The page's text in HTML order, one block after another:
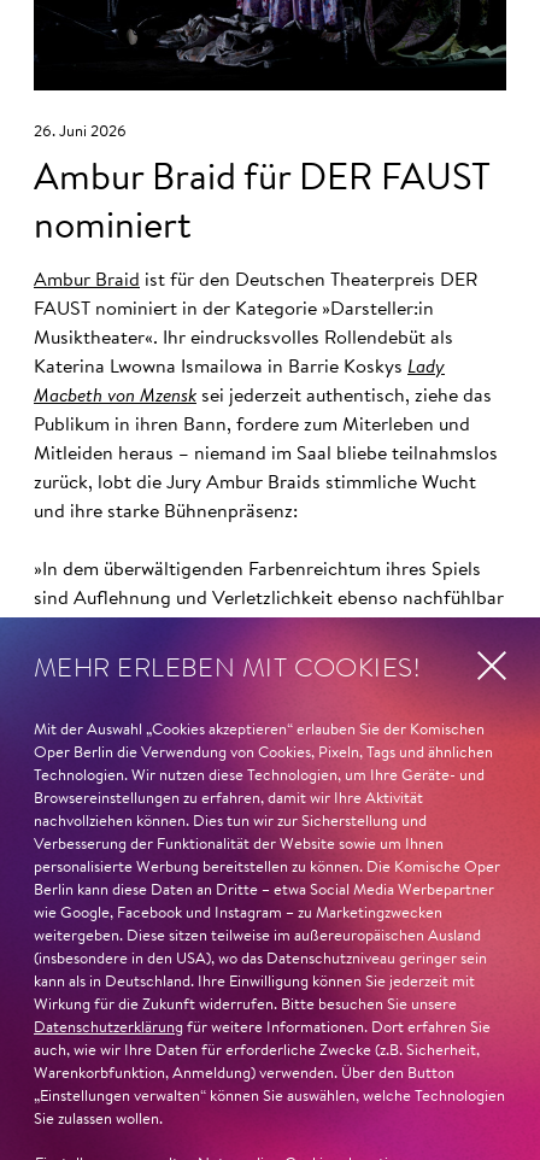
26. Juni 2026
Ambur Braid für DER FAUST
nominiert
Ambur Braid ist für den Deutschen Theaterpreis DER
FAUST nominiert in der Kategorie »Darsteller:in
Musiktheater«. Ihr eindrucksvolles Rollendebüt als
Katerina Lwowna Ismailowa in Barrie Koskys Lady
Macbeth von Mzensk sei jederzeit authentisch, ziehe das
Publikum in ihren Bann, fordere zum Miterleben und
Mitleiden heraus – niemand im Saal bliebe teilnahmslos
zurück, lobt die Jury Ambur Braids stimmliche Wucht
und ihre starke Bühnenpräsenz:
»In dem überwältigenden Farbenreichtum ihres Spiels
sind Auflehnung und Verletzlichkeit ebenso nachfühlbar
Begründung
22. Juni 2026
Paradies und Abgrund
MEHR ERLEBEN MIT COOKIES!
Mit der Auswahl „Cookies akzeptieren“ erlauben Sie der Komischen
Oper Berlin die Verwendung von Cookies, Pixeln, Tags und ähnlichen
Technologien. Wir nutzen diese Technologien, um Ihre Geräte- und
Browsereinstellungen zu erfahren, damit wir Ihre Aktivität
nachvollziehen können. Dies tun wir zur Sicherstellung und
Verbesserung der Funktionalität der Website sowie um Ihnen
personalisierte Werbung bereitstellen zu können. Die Komische Oper
Berlin kann diese Daten an Dritte – etwa Social Media Werbepartner
wie Google, Facebook und Instagram – zu Marketingzwecken
weitergeben. Diese sitzen teilweise im außereuropäischen Ausland
(insbesondere in den USA), wo das Datenschutzniveau geringer sein
kann als in Deutschland. Ihre Einwilligung können Sie jederzeit mit
Wirkung für die Zukunft widerrufen. Bitte besuchen Sie unsere
Datenschutzerklärung für weitere Informationen. Dort erfahren Sie
auch, wie wir Ihre Daten für erforderliche Zwecke (z.B. Sicherheit,
Warenkorbfunktion, Anmeldung) verwenden. Über den Button
„Einstellungen verwalten“ können Sie auswählen, welche Technologien
Sie zulassen wollen.